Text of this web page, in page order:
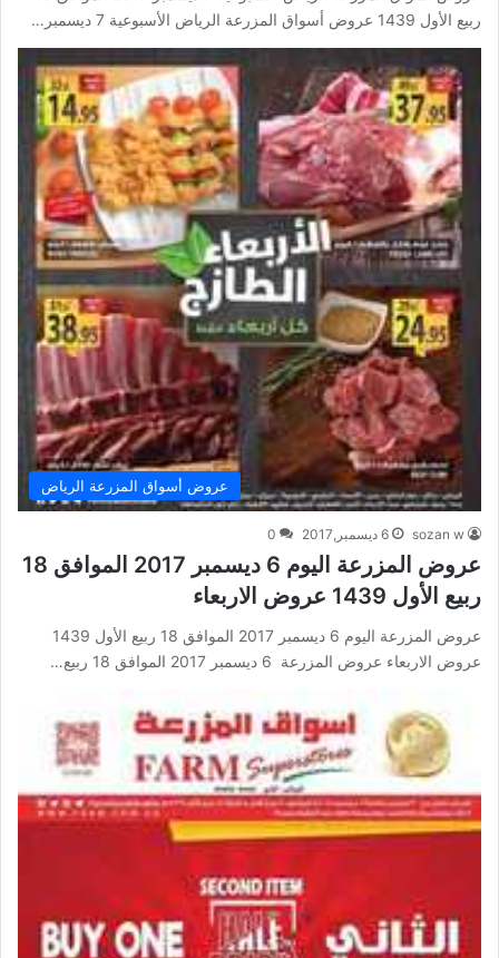
ربيع الأول 1439 عروض أسواق المزرعة الرياض الأسبوعية 7 ديسمبر…
عروض أسواق المزرعة الرياض
sozan w 6 ديسمبر,2017 0
عروض المزرعة اليوم 6 ديسمبر 2017 الموافق 18
ربيع الأول 1439 عروض الاربعاء
عروض المزرعة اليوم 6 ديسمبر 2017 الموافق 18 ربيع الأول 1439
عروض الاربعاء عروض المزرعة 6 ديسمبر 2017 الموافق 18 ربيع…